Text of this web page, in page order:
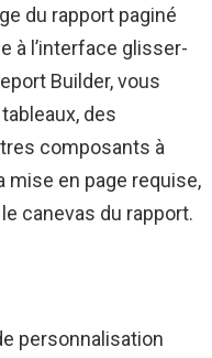
du rapport paginé
à l’interface glisser-
Builder, vous
des
composants à
mise en page requise,
canevas du rapport.
personnalisation